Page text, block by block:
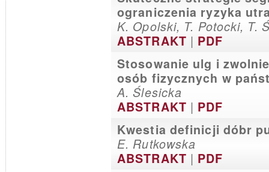
ograniczenia ryzyka
K. Opolski, T. Potocki, T.
ABSTRAKT | PDF
Stosowanie ulg i
osób fizycznych w
A. Ślesicka
ABSTRAKT | PDF
Kwestia definicji dóbr
E. Rutkowska
ABSTRAKT | PDF